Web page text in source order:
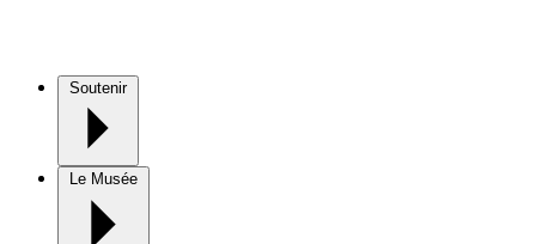
Soutenir
Le Musée